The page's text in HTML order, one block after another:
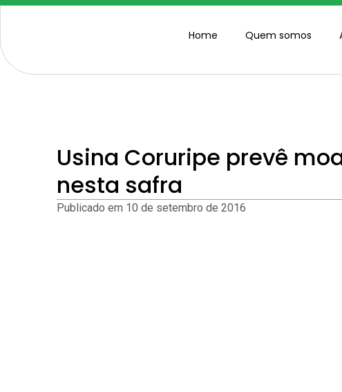
Home Quem somos
Usina Coruripe prevê
nesta safra
Publicado em 10 de setembro de 2016